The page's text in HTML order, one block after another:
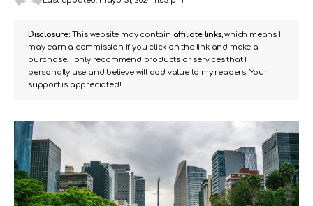
Disclosure:This website may contain affiliate links, which means I
may earn a commission if you click on the link and make a
purchase. I only recommend products or services that I
personally use and believe will add value to my readers. Your
support is appreciated!